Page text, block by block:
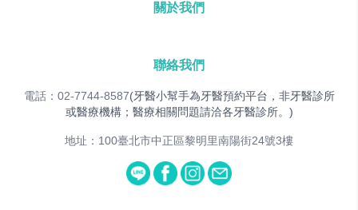
關於我們
聯絡我們
電話：02-7744-8587(牙醫小幫手為牙醫預約平台，非牙醫診所
或醫療機構；醫療相關問題請洽各牙醫診所。)
地址：100臺北市中正區黎明里南陽街24號3樓